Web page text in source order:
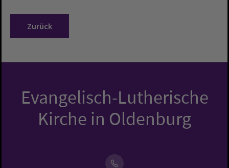
Zurück
Evangelisch-Lutherische
Kirche in Oldenburg